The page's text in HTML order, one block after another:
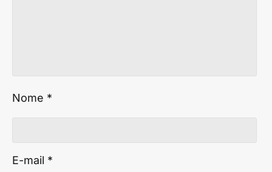
Nome *
E-mail *